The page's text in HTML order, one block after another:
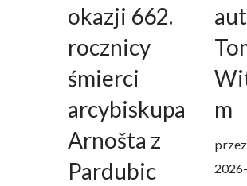
okazji 662.
rocznicy
śmierci
arcybiskupa
Arnošta z
Pardubic
m
przez